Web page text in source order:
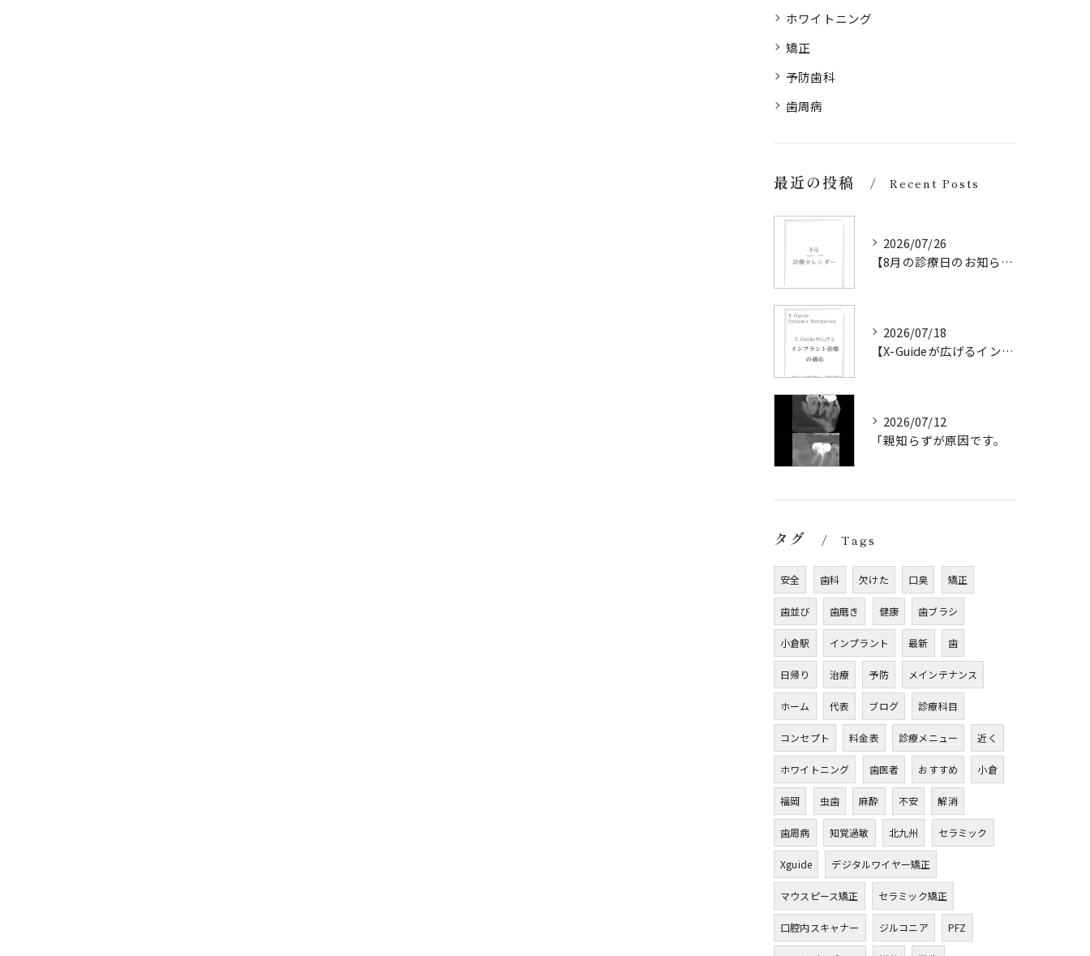
ホワイトニング
矯正
予防歯科
歯周病
最近の投稿 Recent Posts
2026/07/26
【8月の診療日のお知らせ】
2026/07/18
【X-Guideが広げるインプラント治療の可能性】
2026/07/12
「親知らずが原因です。
タグ Tags
安全 歯科 欠けた 口臭 矯正
歯並び 歯磨き 健康 歯ブラシ
小倉駅 インプラント 最新 歯
日帰り 治療 予防 メインテナンス
ホーム 代表 ブログ 診療科目
コンセプト 料金表 診療メニュー 近く
ホワイトニング 歯医者 おすすめ 小倉
福岡 虫歯 麻酔 不安 解消
歯周病 知覚過敏 北九州 セラミック
Xguide デジタルワイヤー矯正
マウスピース矯正 セラミック矯正
口腔内スキャナー ジルコニア PFZ